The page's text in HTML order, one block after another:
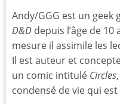
Andy/GGG est un geek
D&D depuis l’âge de
mesure il assimile les
Il est auteur et
un comic intitulé Circles
condensé de vie qui